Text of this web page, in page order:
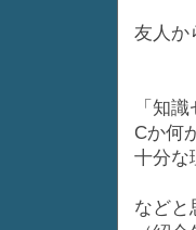
友人か
「知
Cか何
十分な
などと